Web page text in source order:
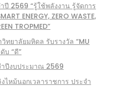
ปี 2569 “รู้ใช้พลังงาน รู้จัดการ
ENERGY, ZERO WASTE,
TROPMED”
ทยาลัยมหิดล รับรางวัล “MU
บ “ดี”
ปีงบประมาณ 2569
ไหม้นอกเวลาราชการ ประจำ